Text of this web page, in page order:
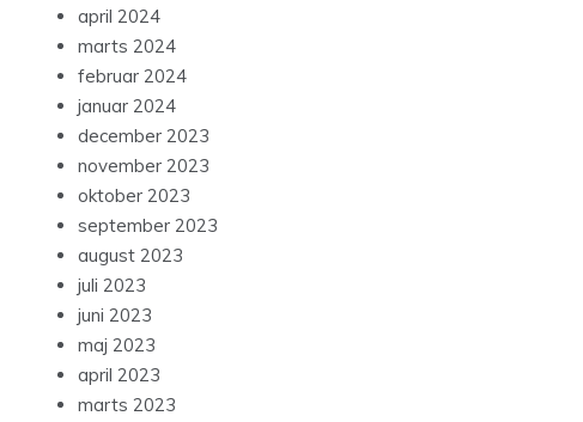
april 2024
marts 2024
februar 2024
januar 2024
december 2023
november 2023
oktober 2023
september 2023
august 2023
juli 2023
juni 2023
maj 2023
april 2023
marts 2023